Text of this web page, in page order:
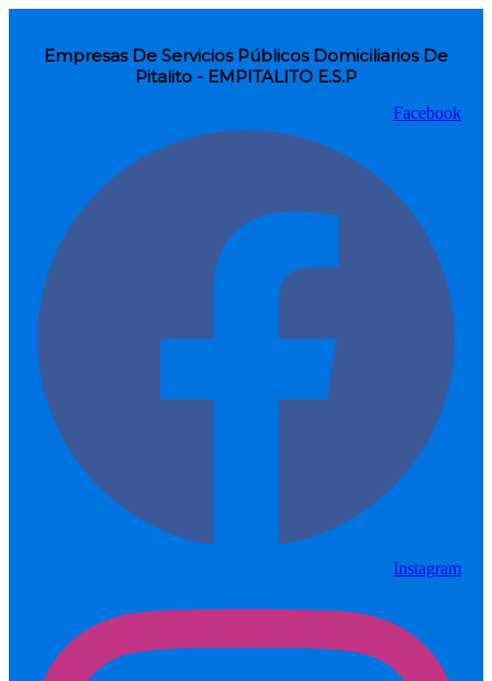
Empresas De Servicios Públicos Domiciliarios De
Pitalito - EMPITALITO E.S.P
Facebook
Instagram